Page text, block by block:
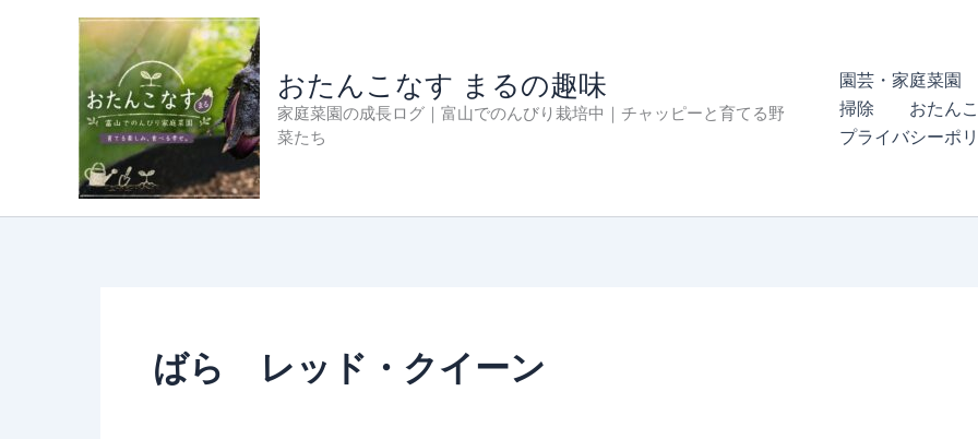
おたんこなす まるの趣味
家庭菜園の成長ログ｜富山でのんびり栽培中｜チャッピーと育てる野
菜たち
園芸・家庭菜
掃除
おたん
プライバシーポ
ばら レッド・クイーン